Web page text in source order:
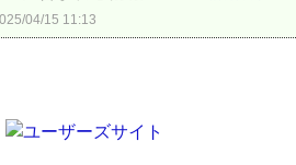
04/15 11:13